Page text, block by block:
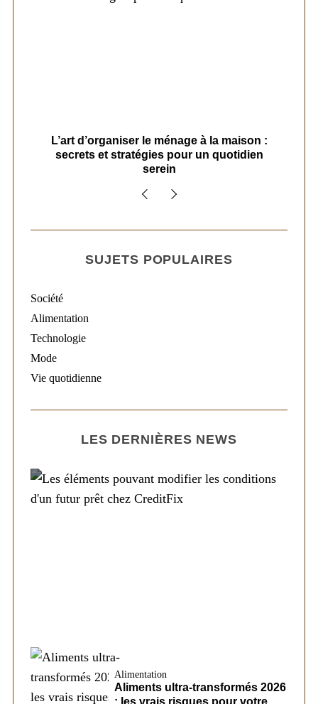
L’art d’organiser le ménage à la maison :
secrets et stratégies pour un quotidien
serein
SUJETS POPULAIRES
Société
Alimentation
Technologie
Mode
Vie quotidienne
LES DERNIÈRES NEWS
Alimentation
Aliments ultra-transformés 2026
: les vrais risques pour votre